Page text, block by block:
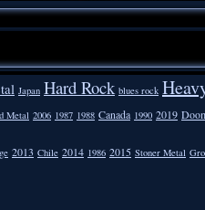
Japan Hard Rock blues rock
Metal 2006 1987 1988 Canada 1990 2019
2013 Chile 2014 1986 2015 Stoner Metal